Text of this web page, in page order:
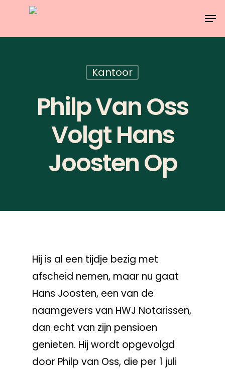
Kantoor
Philp Van Oss
Volgt Hans
Joosten Op
Hij is al een tijdje bezig met
afscheid nemen, maar nu gaat
Hans Joosten, een van de
naamgevers van HWJ Notarissen,
dan echt van zijn pensioen
genieten. Hij wordt opgevolgd
door Philp van Oss, die per 1 juli